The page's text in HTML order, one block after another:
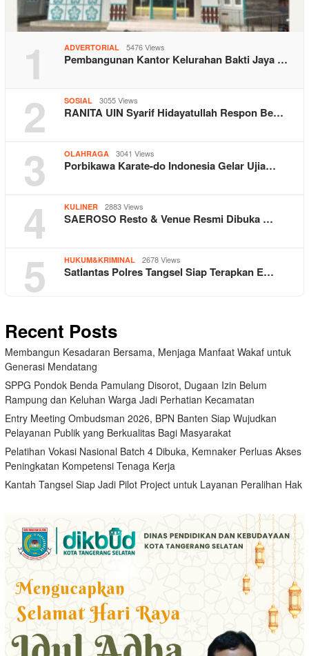
1 ADVERTORIAL 5476 Views
Pembangunan Kantor Kelurahan Bakti Jaya …
2 SOSIAL 3055 Views
RANITA UIN Syarif Hidayatullah Respon Be…
3 OLAHRAGA 3041 Views
Porbikawa Karate-do Indonesia Gelar Ujia…
4 KULINER 2883 Views
SAEROSO Resto & Venue Resmi Dibuka …
5 HUKUM&KRIMINAL 2678 Views
Satlantas Polres Tangsel Siap Terapkan E…
Recent Posts
Membangun Kesadaran Bersama, Menjaga Manfaat Wakaf untuk
Generasi Mendatang
SPPG Pondok Benda Pamulang Disorot, Dugaan Izin Belum
Rampung dan Keluhan Warga Jadi Perhatian Kecamatan
Entry Meeting Ombudsman 2026, BPN Banten Siap Wujudkan
Pelayanan Publik yang Berkualitas Bagi Masyarakat
Pelatihan Vokasi Nasional Batch 4 Dibuka, Kemnaker Perluas Akses
Peningkatan Kompetensi Tenaga Kerja
Kantah Tangsel Siap Jadi Pilot Project untuk Layanan Peralihan Hak